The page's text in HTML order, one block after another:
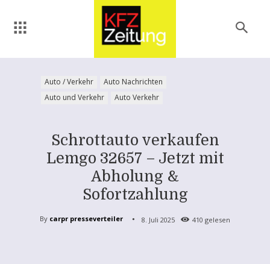
Auto / Verkehr
Auto Nachrichten
Auto und Verkehr
Auto Verkehr
Schrottauto verkaufen
Lemgo 32657 – Jetzt mit
Abholung &
Sofortzahlung
By carpr presseverteiler 8. Juli 2025 410 gelesen